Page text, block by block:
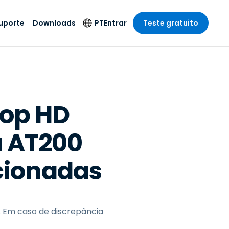
de
On-
Detecção e
Resposta de
Endpoint
Foxpass Acesso e
Espaço de Trabalho
Seguro Zero Trust
Sector Público
e Design
e Finanças
Downloads PT
Español
Français
Italiano
Nederlands
繁體中文
Entrar Teste gratuito
HD
caso de discrepância